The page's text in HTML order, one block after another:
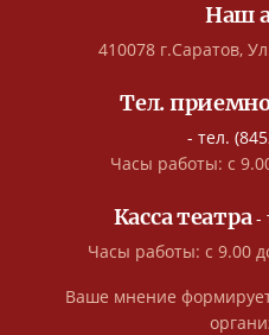
Наш
410078 г.Саратов,
Тел.
- тел.
Часы работы: с
Касса театра-
Часы работы: с 9.00
Ваше мнение